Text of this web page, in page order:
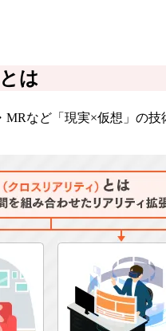
は
など「現実×仮想」の